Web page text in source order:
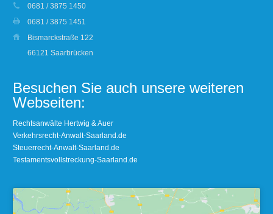
0681 / 3875 1450
0681 / 3875 1451
Bismarckstraße 122
66121 Saarbrücken
Besuchen Sie auch unsere weiteren
Webseiten:
Rechtsanwälte Hertwig & Auer
Verkehrsrecht-Anwalt-Saarland.de
Steuerrecht-Anwalt-Saarland.de
Testamentsvollstreckung-Saarland.de